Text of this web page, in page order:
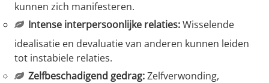
kunnen zich manifesteren.
Intense interpersoonlijke relaties:Wisselende
idealisatie en devaluatie van anderen kunnen leiden
tot instabiele relaties.
Zelfbeschadigend gedrag:Zelfverwonding,